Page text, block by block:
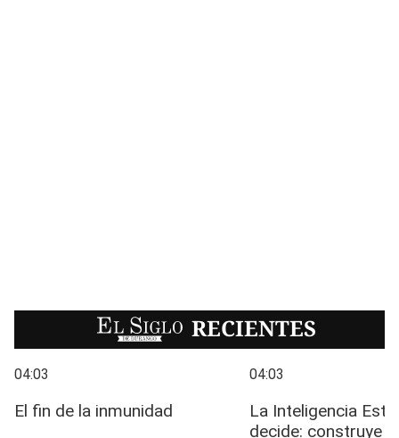
EL SIGLO RECIENTES